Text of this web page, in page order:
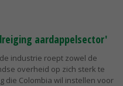
aardappelsector'
industrie roept zowel de
overheid op zich sterk te
die Colombia wil instellen voor